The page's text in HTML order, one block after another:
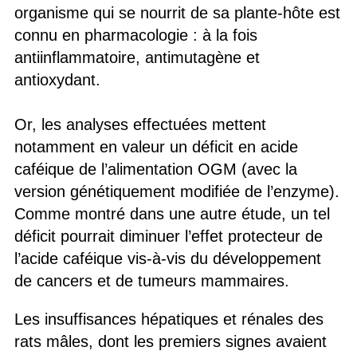
organisme qui se nourrit de sa plante-hôte est
connu en pharmacologie : à la fois
antiinflammatoire, antimutagène et
antioxydant.
Or, les analyses effectuées mettent
notamment en valeur un déficit en acide
caféique de l’alimentation OGM (avec la
version génétiquement modifiée de l’enzyme).
Comme montré dans une autre étude, un tel
déficit pourrait diminuer l’effet protecteur de
l’acide caféique vis-à-vis du développement
de cancers et de tumeurs mammaires.
Les insuffisances hépatiques et rénales des
rats mâles, dont les premiers signes avaient